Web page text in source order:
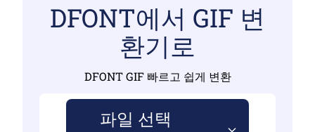
DFONT에서 GIF 변
환기로
DFONT GIF 빠르고 쉽게 변환
파일 선택